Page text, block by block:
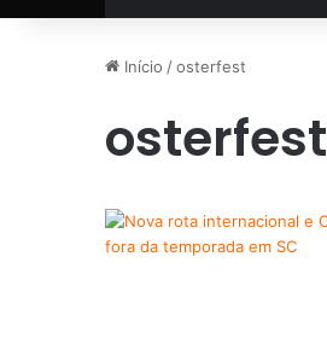
Início /osterfest
osterfest